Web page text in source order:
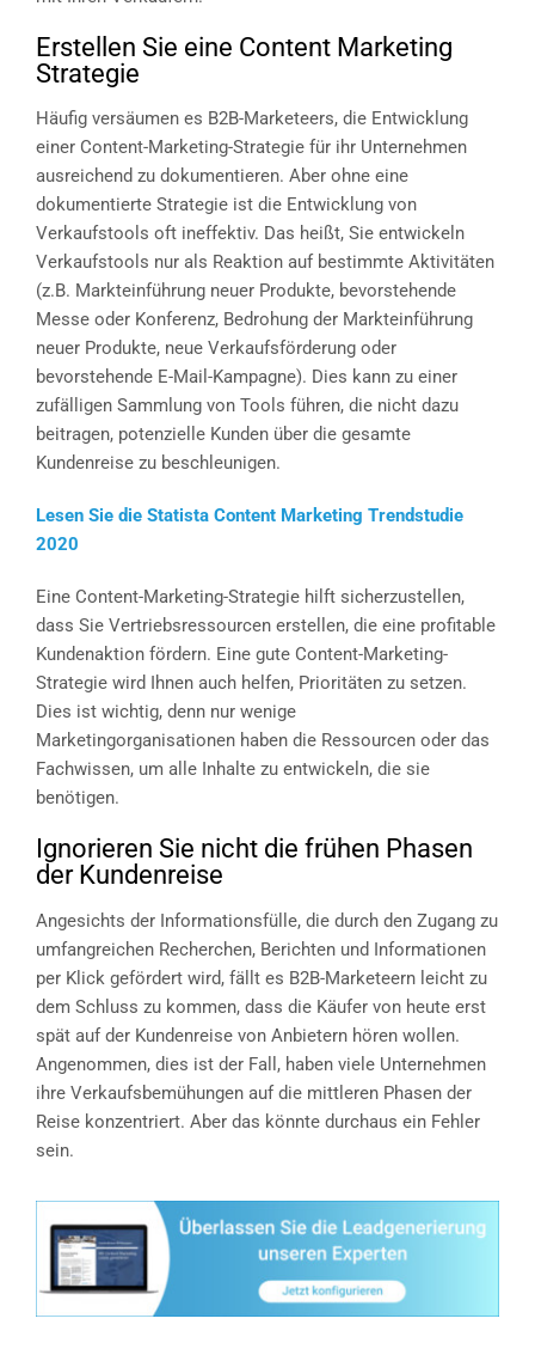
Erstellen Sie eine Content Marketing
Strategie
Häufig versäumen es B2B-Marketeers, die Entwicklung
einer Content-Marketing-Strategie für ihr Unternehmen
ausreichend zu dokumentieren. Aber ohne eine
dokumentierte Strategie ist die Entwicklung von
Verkaufstools oft ineffektiv. Das heißt, Sie entwickeln
Verkaufstools nur als Reaktion auf bestimmte Aktivitäten
(z.B. Markteinführung neuer Produkte, bevorstehende
Messe oder Konferenz, Bedrohung der Markteinführung
neuer Produkte, neue Verkaufsförderung oder
bevorstehende E-Mail-Kampagne). Dies kann zu einer
zufälligen Sammlung von Tools führen, die nicht dazu
beitragen, potenzielle Kunden über die gesamte
Kundenreise zu beschleunigen.
Lesen Sie die Statista Content Marketing Trendstudie
2020
Eine Content-Marketing-Strategie hilft sicherzustellen,
dass Sie Vertriebsressourcen erstellen, die eine profitable
Kundenaktion fördern. Eine gute Content-Marketing-
Strategie wird Ihnen auch helfen, Prioritäten zu setzen.
Dies ist wichtig, denn nur wenige
Marketingorganisationen haben die Ressourcen oder das
Fachwissen, um alle Inhalte zu entwickeln, die sie
benötigen.
Ignorieren Sie nicht die frühen Phasen
der Kundenreise
Angesichts der Informationsfülle, die durch den Zugang zu
umfangreichen Recherchen, Berichten und Informationen
per Klick gefördert wird, fällt es B2B-Marketeern leicht zu
dem Schluss zu kommen, dass die Käufer von heute erst
spät auf der Kundenreise von Anbietern hören wollen.
Angenommen, dies ist der Fall, haben viele Unternehmen
ihre Verkaufsbemühungen auf die mittleren Phasen der
Reise konzentriert. Aber das könnte durchaus ein Fehler
sein.